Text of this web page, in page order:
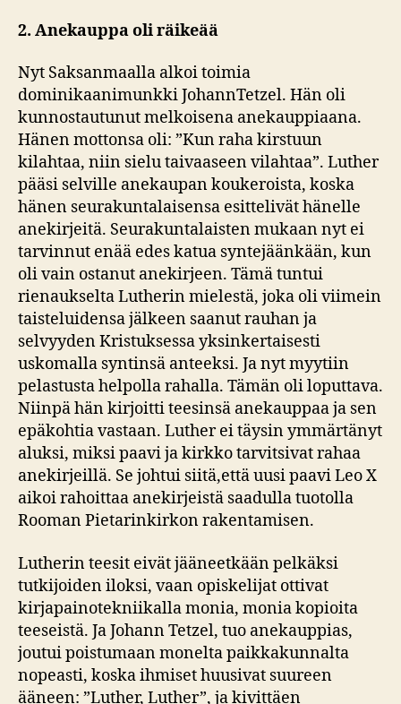
2. Anekauppa oli räikeää
Nyt Saksanmaalla alkoi toimia
dominikaanimunkki JohannTetzel. Hän oli
kunnostautunut melkoisena anekauppiaana.
Hänen mottonsa oli: ”Kun raha kirstuun
kilahtaa, niin sielu taivaaseen vilahtaa”. Luther
pääsi selville anekaupan koukeroista, koska
hänen seurakuntalaisensa esittelivät hänelle
anekirjeitä. Seurakuntalaisten mukaan nyt ei
tarvinnut enää edes katua syntejäänkään, kun
oli vain ostanut anekirjeen. Tämä tuntui
rienaukselta Lutherin mielestä, joka oli viimein
taisteluidensa jälkeen saanut rauhan ja
selvyyden Kristuksessa yksinkertaisesti
uskomalla syntinsä anteeksi. Ja nyt myytiin
pelastusta helpolla rahalla. Tämän oli loputtava.
Niinpä hän kirjoitti teesinsä anekauppaa ja sen
epäkohtia vastaan. Luther ei täysin ymmärtänyt
aluksi, miksi paavi ja kirkko tarvitsivat rahaa
anekirjeillä. Se johtui siitä,että uusi paavi Leo X
aikoi rahoittaa anekirjeistä saadulla tuotolla
Rooman Pietarinkirkon rakentamisen.
Lutherin teesit eivät jääneetkään pelkäksi
tutkijoiden iloksi, vaan opiskelijat ottivat
kirjapainotekniikalla monia, monia kopioita
teeseistä. Ja Johann Tetzel, tuo anekauppias,
joutui poistumaan monelta paikkakunnalta
nopeasti, koska ihmiset huusivat suureen
ääneen: ”Luther, Luther”, ja kivittäen